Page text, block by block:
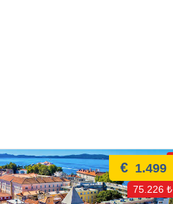
€ 1.499
75.226 ₺